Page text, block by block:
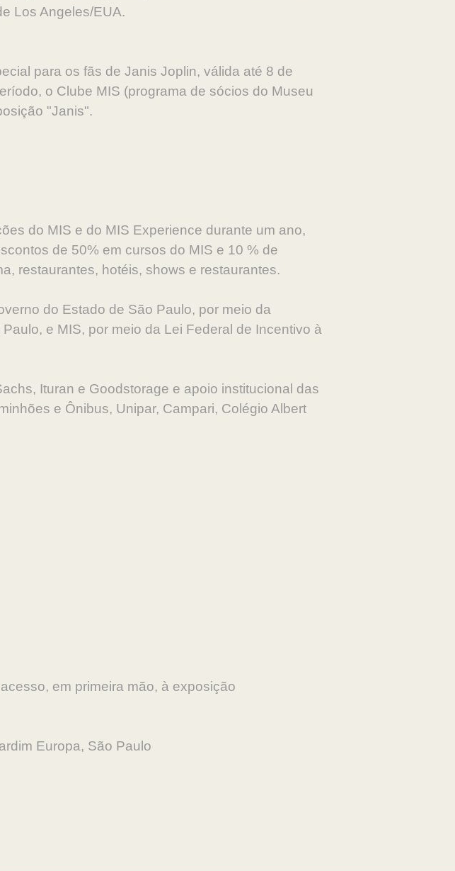
Los Angeles/EUA.
para os fãs de Janis Joplin, válida até 8 de
o Clube MIS (programa de sócios do Museu
"Janis".
do MIS e do MIS Experience durante um ano,
de 50% em cursos do MIS e 10 % de
restaurantes, hotéis, shows e restaurantes.
do Estado de São Paulo, por meio da
e MIS, por meio da Lei Federal de Incentivo à
Ituran e Goodstorage e apoio institucional das
e Ônibus, Unipar, Campari, Colégio Albert
em primeira mão, à exposição
Europa, São Paulo